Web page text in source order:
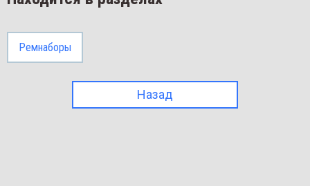
Ремнаборы
Назад